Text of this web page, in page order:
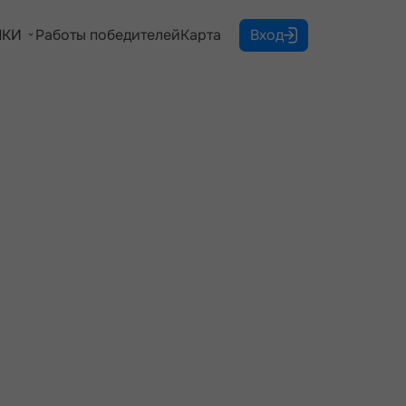
Работы победителейКарта Вход